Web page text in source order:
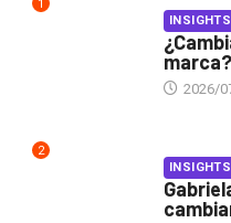
1
INSIGHTS
2026/
2
INSIGHTS